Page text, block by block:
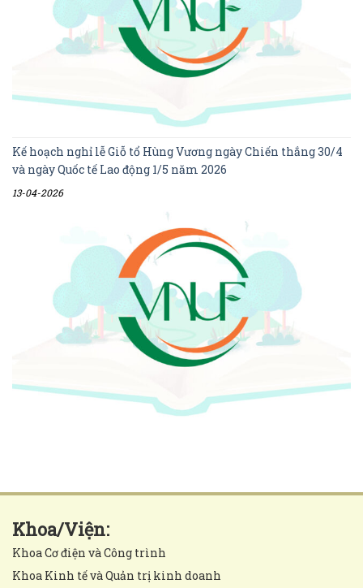
Kế hoạch nghỉ lễ Giỗ tổ Hùng Vương ngày Chiến thắng 30/4
và ngày Quốc tế Lao động 1/5 năm 2026
13-04-2026
Khoa/Viện:
Khoa Cơ điện và Công trình
Khoa Kinh tế và Quản trị kinh doanh